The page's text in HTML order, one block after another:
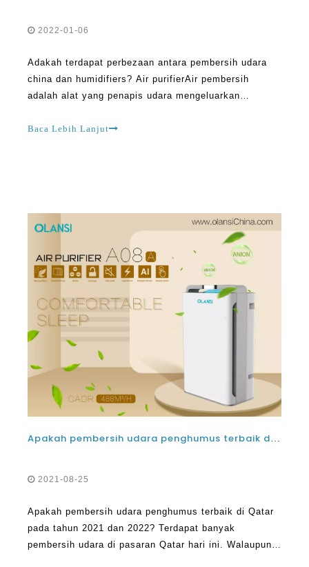
2022-01-06
Adakah terdapat perbezaan antara pembersih udara
china dan humidifiers? Air purifierAir pembersih
adalah alat yang penapis udara mengeluarkan
Dengan menggunakan Olansi pembersih udara, ia
Baca Lebih Lanjut
2021-08-25
Apakah pembersih udara penghumus terbaik di Qatar
pada tahun 2021 dan 2022? Terdapat banyak
pembersih udara di pasaran Qatar hari ini. Walaupun